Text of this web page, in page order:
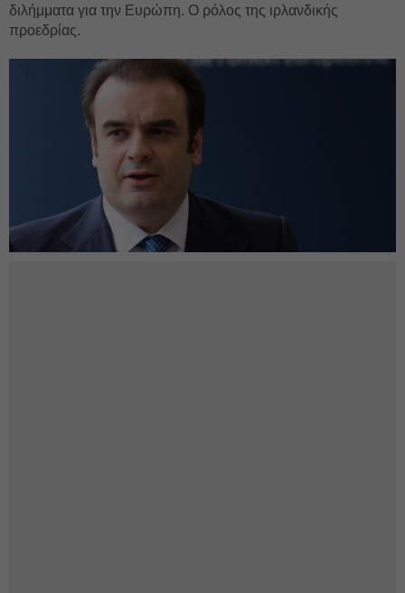
διλήμματα για την Ευρώπη. Ο ρόλος της ιρλανδικής
προεδρίας.